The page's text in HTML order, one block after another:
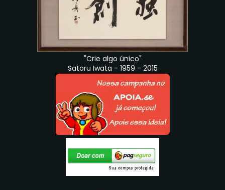
"Crie algo único"
Satoru Iwata - 1959 - 2015